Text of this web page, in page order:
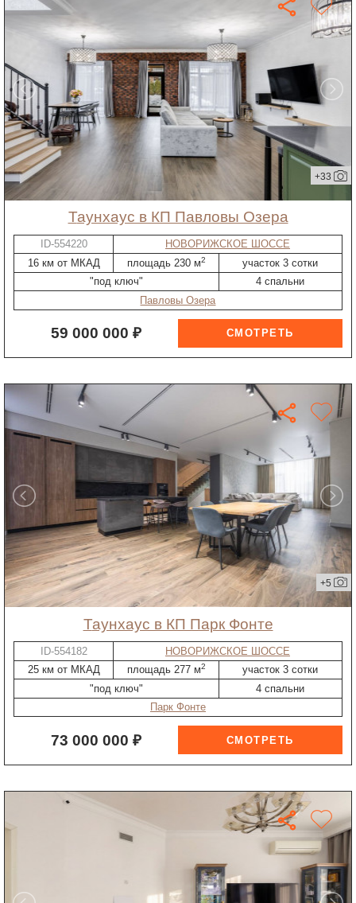
+33
таунхаус в КП Павловы Озера
ID-554220
НОВОРИЖСКОЕ ШОССЕ
16 км от МКАД
площадь 230 м2
участок 3 сотки
"под ключ"
4 спальни
Павловы Озера
59 000 000 ₽
+5
таунхаус в КП Парк Фонте
ID-554182
НОВОРИЖСКОЕ ШОССЕ
25 км от МКАД
площадь 277 м2
участок 3 сотки
"под ключ"
4 спальни
Парк Фонте
73 000 000 ₽